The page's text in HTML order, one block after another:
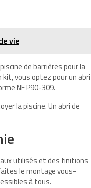
vie
de barrières pour la
kit, vous optez pour un abri
NF P90-309.
la piscine. Un abri de
utilisés et des finitions
le montage vous-
à tous.